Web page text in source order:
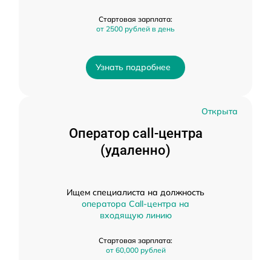
Стартовая зарплата:
от 2500 рублей в день
Узнать подробнее
Открыта
Оператор call-центра
(удаленно)
Ищем специалиста на должность
оператора Call-центра на
входящую линию
Стартовая зарплата:
от 60,000 рублей